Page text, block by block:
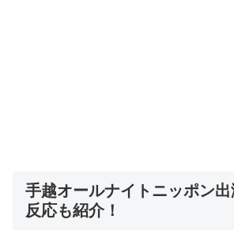
手越オールナイトニッポン
反応も紹介！